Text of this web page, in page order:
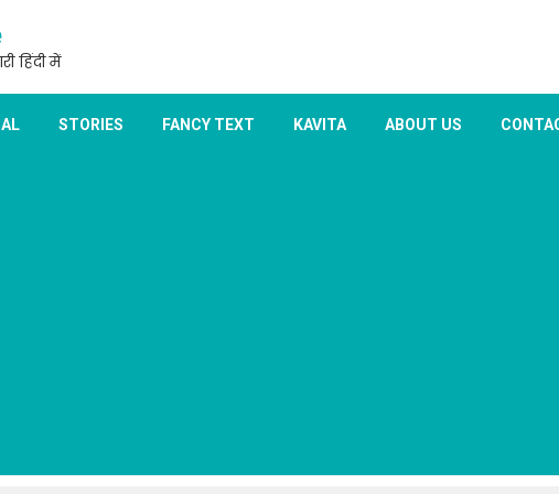
हिंदी में
STORIES FANCY TEXT KAVITA ABOUT US